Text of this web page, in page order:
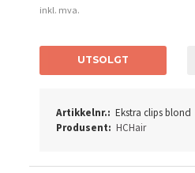
inkl. mva.
UTSOLGT
Artikkelnr.: Ekstra clips blond
Produsent: HCHair